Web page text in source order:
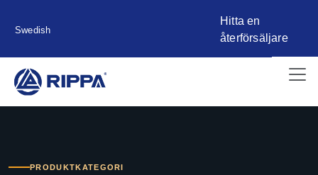
Swedish
Hitta en
återförsäljare
PRODUKTKATEGORI